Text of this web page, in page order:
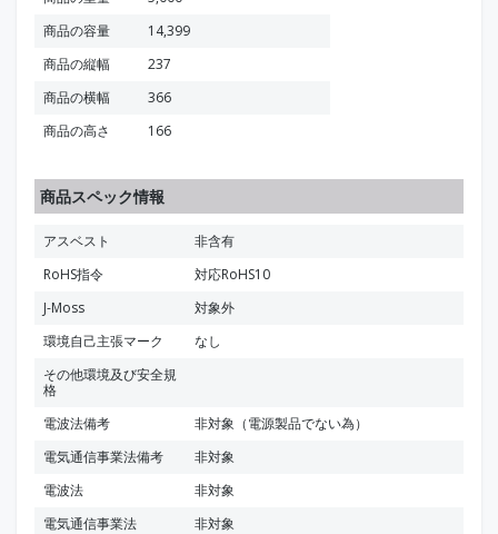
商品の容量
14,399
商品の縦幅
237
商品の横幅
366
商品の高さ
166
商品スペック情報
アスベスト
非含有
RoHS指令
対応RoHS10
J-Moss
対象外
環境自己主張マーク
なし
その他環境及び安全規
格
電波法備考
非対象（電源製品でない為）
電気通信事業法備考
非対象
電波法
非対象
電気通信事業法
非対象